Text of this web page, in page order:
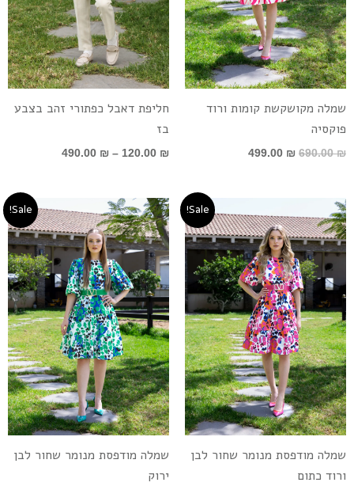
שמלה מקושקשת קומות ורוד
פוקסיה
690.00₪
499.00 ₪
חליפת דאבל כפתורי זהב בצבע
בז
120.00 ₪
–
490.00 ₪
Sale!
שמלה מודפסת מנומר שחור לבן
ורוד כתום
המקורי
היה:
690.00 ₪.
הנוכחי
הוא:
499.00 ₪.
Sale!
שמלה מודפסת מנומר שחור לבן
ירוק
המחיר
המקורי
היה:
690.00 ₪.
הנוכחי
הוא:
499.00 ₪.